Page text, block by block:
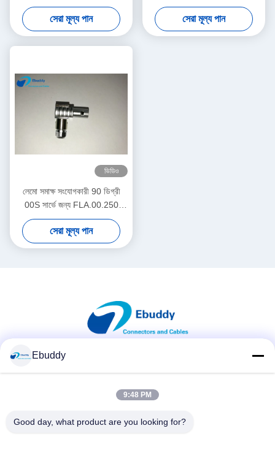
সংযোজকগুলির ফিশার সমঞ্জসে
সেরা মূল্য পান
FFA.1E.250
সেরা মূল্য পান
ভিডিও
লেমো সমাক্ষ সংযোগকারী 90 ডিগ্রী
00S সার্ভে জন্য FLA.00.250
কেবেল সংযোগকারী
সেরা মূল্য পান
দ্রুত যোগাযোগ
Ebuddy
9:48 PM
Good day, what product are you looking for?